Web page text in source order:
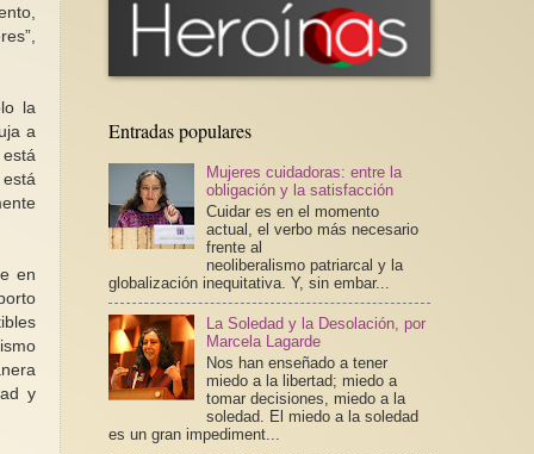
la
a
en
y
Entradas populares
Mujeres cuidadoras: entre la
obligación y la satisfacción
Cuidar es en el momento
actual, el verbo más necesario
frente al
neoliberalismo patriarcal y la
globalización inequitativa. Y, sin embar...
La Soledad y la Desolación, por
Marcela Lagarde
Nos han enseñado a tener
miedo a la libertad; miedo a
tomar decisiones, miedo a la
soledad. El miedo a la soledad
es un gran impediment...